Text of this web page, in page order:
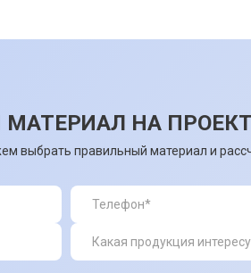
НА ПРОЕКТ
выбрать правильный материал и